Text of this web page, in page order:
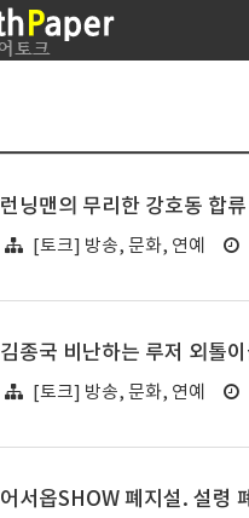
런닝맨의 무리한 강호동 합
[토크] 방송, 문화, 연예
김종국 비난하는 루저 외톨
[토크] 방송, 문화, 연예
어서옵SHOW 폐지설. 설령